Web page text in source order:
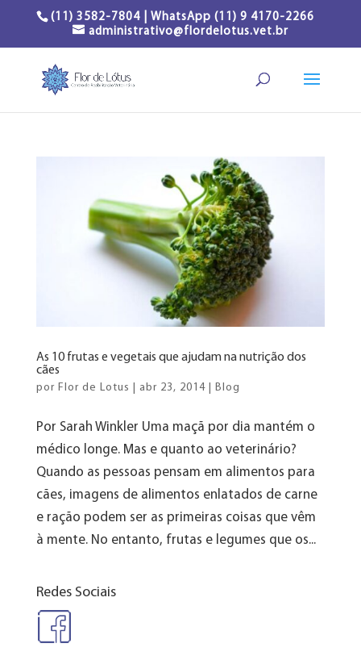
(11) 3582-7804 | WhatsApp (11) 9 4170-2266
administrativo@flordelotus.vet.br
As 10 frutas e vegetais que ajudam na nutrição dos
cães
por Flor de Lotus abr 23, 2014| Blog
Por Sarah Winkler Uma maçã por dia mantém o
médico longe. Mas e quanto ao veterinário?
Quando as pessoas pensam em alimentos para
cães, imagens de alimentos enlatados de carne
e ração podem ser as primeiras coisas que vêm
à mente. No entanto, frutas e legumes que os...
Redes Sociais